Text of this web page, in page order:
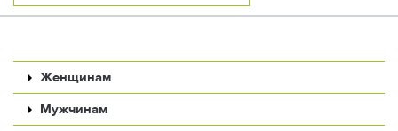
Женщинам
Мужчинам